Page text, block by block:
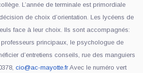
L’année de terminale est primordiale
de choix d’orientation. Les lycéens de
face à leur choix. Ils sont accompagnés:
principaux, le psychologue de
d’entretiens conseils, rue des manguiers
cio@ac-mayotte.fr Avec le numéro vert